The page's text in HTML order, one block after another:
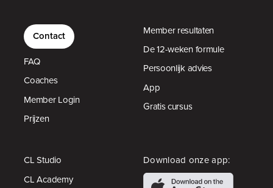
Contact
FAQ
Coaches
Member Login
Prijzen
Member resultaten
De 12-weken formule
Persoonlijk advies
App
Gratis cursus
CL Studio
CL Academy
Download onze app: